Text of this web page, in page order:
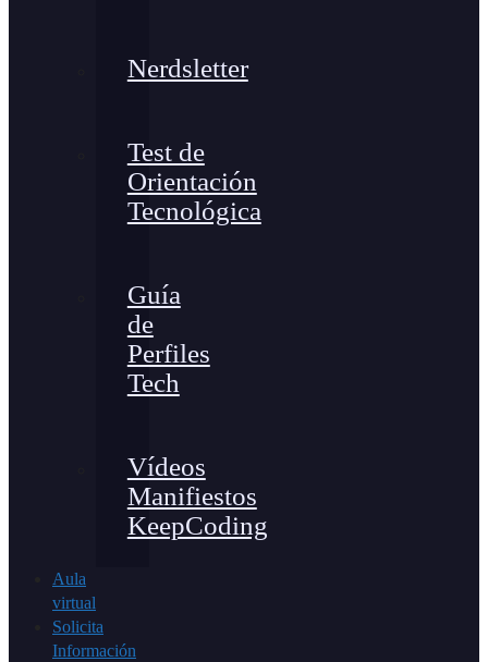
Nerdsletter
Test de
Orientación
Tecnológica
Guía
de
Perfiles
Tech
Vídeos
Manifiestos
KeepCoding
Aula
virtual
Solicita
Información